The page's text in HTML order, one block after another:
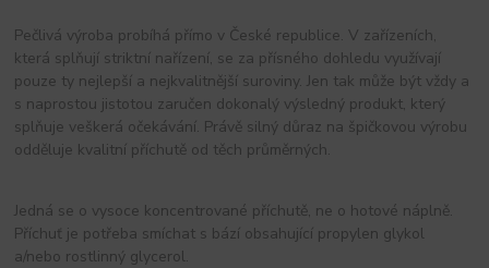
Pečlivá výroba probíhá přímo v České republice. V zařízeních,
která splňují striktní nařízení, se za přísného dohledu využívají
pouze ty nejlepší a nejkvalitnější suroviny. Jen tak může být vždy a
s naprostou jistotou zaručen dokonalý výsledný produkt, který
splňuje veškerá očekávání. Právě silný důraz na špičkovou výrobu
odděluje kvalitní příchutě od těch průměrných.
Jedná se o vysoce koncentrované příchutě, ne o hotové náplně.
Příchuť je potřeba smíchat s bází obsahující propylen glykol
a/nebo rostlinný glycerol.